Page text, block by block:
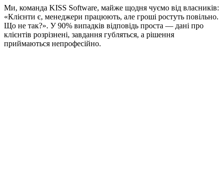
Ми, команда KISS Software, майже щодня чуємо від власників:
«Клієнти є, менеджери працюють, але гроші ростуть повільно.
Що не так?». У 90% випадків відповідь проста — дані про
клієнтів розрізнені, завдання губляться, а рішення
приймаються непрофесійно.